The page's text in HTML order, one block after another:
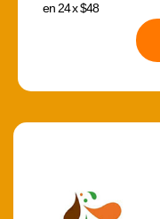
en 24 x $48